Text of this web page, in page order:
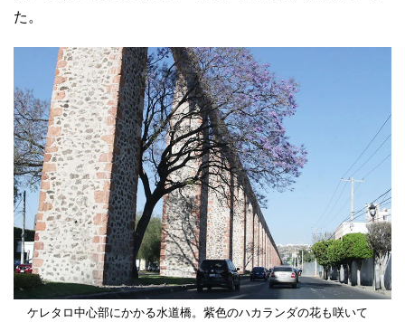
た。
ケレタロ中心部にかかる水道橋。紫色のハカランダの花も咲いて